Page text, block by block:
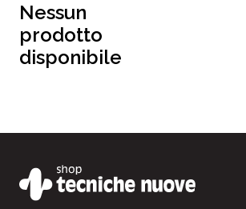
Nessun
prodotto
disponibile